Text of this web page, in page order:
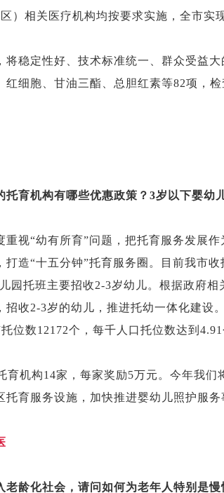
）相关医疗机构均按要求实施，全市实
稳定性好、技术标准统一、群众受益
细胞、甘油三酯、总胆红素等82项，
托育机构有哪些优惠政策？3岁以下婴幼
重视“幼有所育”问题，把托育服务发展
打造“十五分钟”托育服务圈。目前我市
园托班主要招收2-3岁幼儿。根据政府
招收2-3岁的幼儿，推进托幼一体化建设
位数12172个，每千人口托位数达到4.91
育机构14家，每家奖励5万元。今年我
育服务设施，加快推进婴幼儿照护服务
老龄化社会，请问如何为老年人特别是